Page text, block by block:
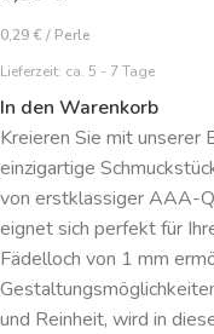
0,29 € / Perle
Lieferzeit: ca. 5 - 7 Tage
In den Warenkorb
Kreieren Sie mit unserer
einzigartige
von erstklassiger AAA-
eignet sich perfekt für
Fädelloch von 1 mm
und Reinheit, wird in